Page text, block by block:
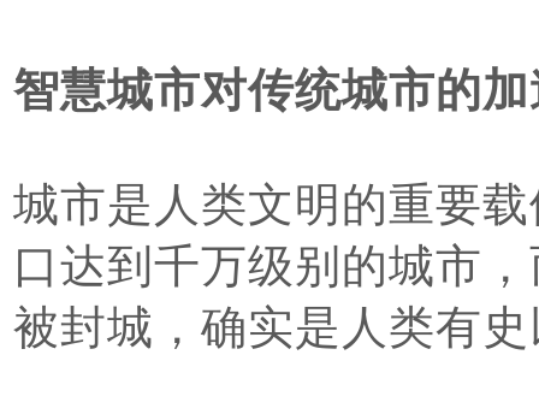
智慧城市对传统城市的
城市是人类文明的重要
口达到千万级别的城市
被封城，确实是人类有